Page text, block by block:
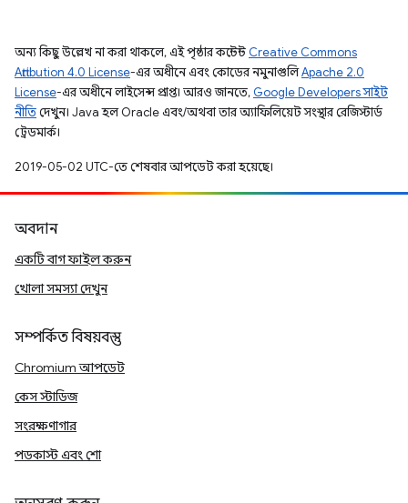
অন্য কিছু উল্লেখ না করা থাকলে, এই পৃষ্ঠার কন্টেন্ট Creative Commons
Attribution 4.0 License-এর অধীনে এবং কোডের নমুনাগুলিApache 2.0
License-এর অধীনে লাইসেন্স প্রাপ্ত। আরও জানতে, Google Developers সাইট
নীতিদেখুন। Java হল Oracle এবং/অথবা তার অ্যাফিলিয়েট সংস্থার রেজিস্টার্ড
ট্রেডমার্ক।
2019-05-02 UTC-তে শেষবার আপডেট করা হয়েছে।
অবদান
একটি বাগ ফাইল করুন
খোলা সমস্যা দেখুন
সম্পর্কিত বিষয়বস্তু
Chromium আপডেট
কেস স্টাডিজ
সংরক্ষণাগার
পডকাস্ট এবং শো